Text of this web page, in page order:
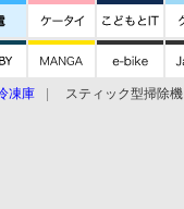
凍庫 スティック型掃除機